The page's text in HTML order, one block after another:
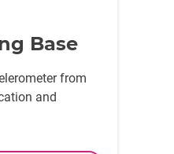
Base
from
and